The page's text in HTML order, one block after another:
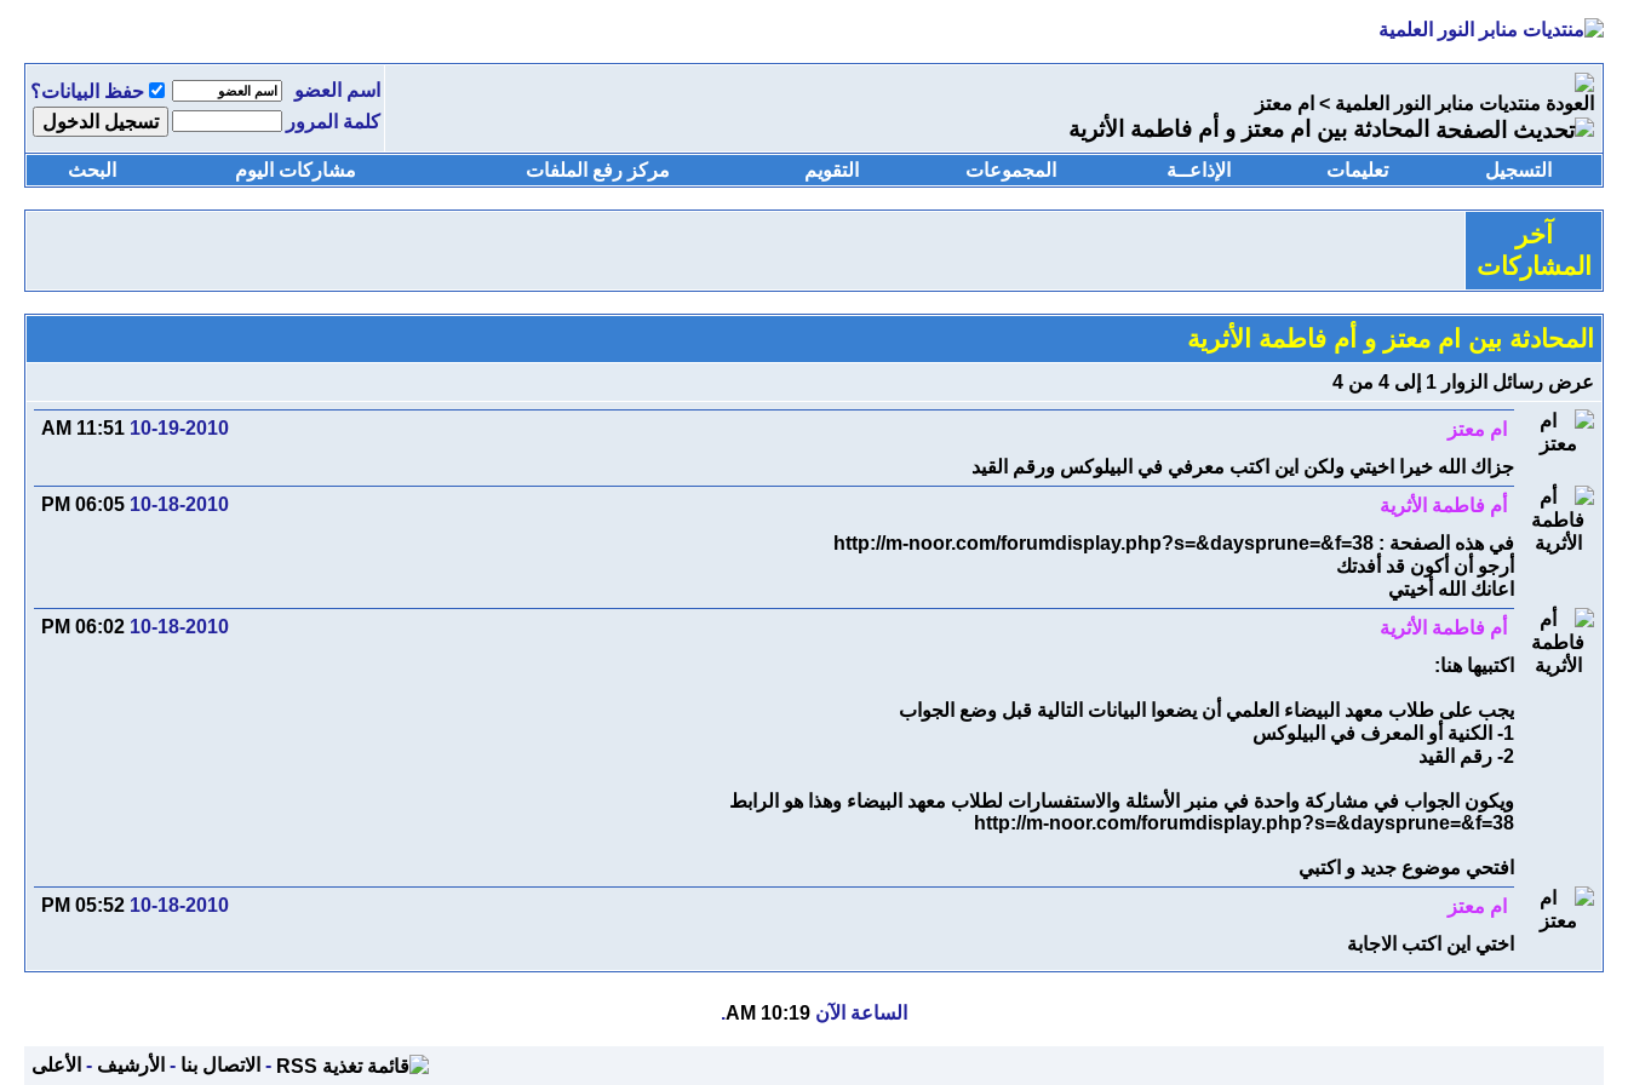
منتديات منابر النور العلمية > ام معتز
المحادثة بين ام معتز و أم فاطمة الأثرية
اسم العضو
حفظ البيانات؟
كلمة المرور
التسجيل تعليمات الإذاعــة المجموعات التقويم مركز رفع الملفات مشاركات اليوم البحث
آخر
المشاركات
المحادثة بين ام معتز و أم فاطمة الأثرية
عرض رسائل الزوار 1 إلى 4 من 4
10-19-2010
11:51 AM
ام معتز
جزاك الله خيرا اخيتي ولكن اين اكتب معرفي في البيلوكس ورقم القيد
10-18-2010
06:05 PM
أم فاطمة الأثرية
في هذه الصفحة : http://m-noor.com/forumdisplay.php?s=&daysprune=&f=38
أرجو أن أكون قد أفدتك
اعانك الله أخيتي
10-18-2010
06:02 PM
أم فاطمة الأثرية
اكتبيها هنا:
يجب على طلاب معهد البيضاء العلمي أن يضعوا البيانات التالية قبل وضع الجواب
1- الكنية أو المعرف في البيلوكس
2- رقم القيد
ويكون الجواب في مشاركة واحدة في منبر الأسئلة والاستفسارات لطلاب معهد البيضاء وهذا هو الرابط
http://m-noor.com/forumdisplay.php?s=&daysprune=&f=38
افتحي موضوع جديد و اكتبي
10-18-2010
05:52 PM
ام معتز
اختي اين اكتب الاجابة
الساعة الآن 10:19 AM
.
- الاتصال بنا - الأرشيف - الأعلى